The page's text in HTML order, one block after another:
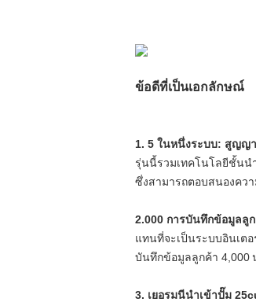
ข้อดีที่เป็นเอกลักษณ์
1. 5 ในหนึ่งระบบ: สูญญา
รุ่นนี้รวมเทคโนโลยีชั้นน
ซึ่งสามารถตอบสนองคว
2.000 การบันทึกข้อมูลลู
แทนที่จะเป็นระบบอินเต
บันทึกข้อมูลลูกค้า 4,000
3. เยอรมนีนำเข้าปั๊ม